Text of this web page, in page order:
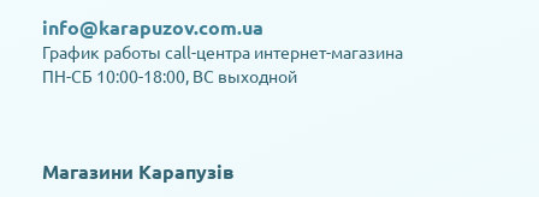
info@karapuzov.com.ua
График работы call-центра интернет-магазина
ПН-СБ 10:00-18:00, ВС выходной
Магазини Карапузів